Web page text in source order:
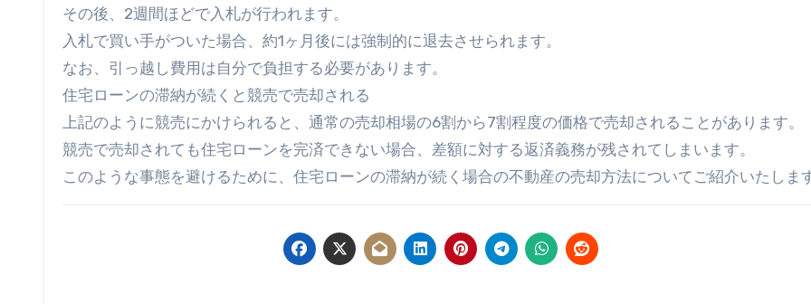
その後、2週間ほどで入札が行われます。
入札で買い手がついた場合、約1ヶ月後には強制的に退去させられます。
なお、引っ越し費用は自分で負担する必要があります。
住宅ローンの滞納が続くと競売で売却される
上記のように競売にかけられると、通常の売却相場の6割から7割程度の価格で売却されることがあります。
競売で売却されても住宅ローンを完済できない場合、差額に対する返済義務が残されてしまいます。
このような事態を避けるために、住宅ローンの滞納が続く場合の不動産の売却方法についてご紹介いたしま